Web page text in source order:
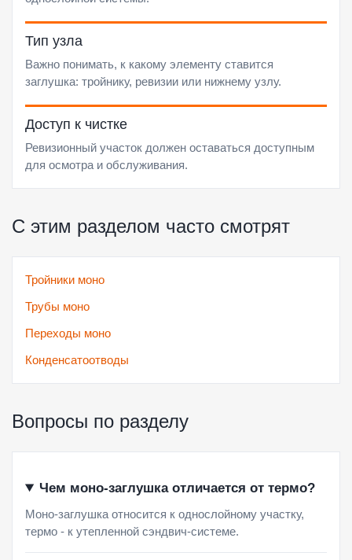
Тип узла
Важно понимать, к какому элементу ставится
заглушка: тройнику, ревизии или нижнему узлу.
Доступ к чистке
Ревизионный участок должен оставаться доступным
для осмотра и обслуживания.
С этим разделом часто смотрят
Тройники моно
Трубы моно
Переходы моно
Конденсатоотводы
Вопросы по разделу
Чем моно-заглушка отличается от термо?
Моно-заглушка относится к однослойному участку,
термо - к утепленной сэндвич-системе.